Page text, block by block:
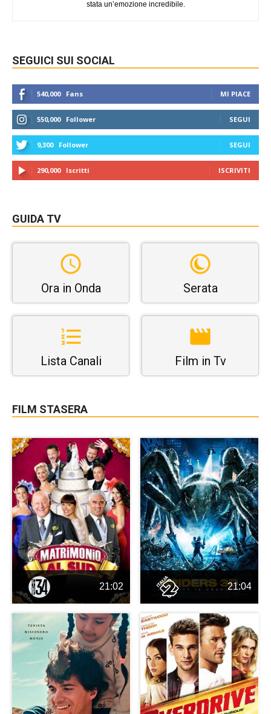
stata un’emozione incredibile.
SEGUICI SUI SOCIAL
540,000 Fans MI PIACE
550,000 Follower SEGUI
9,300 Follower SEGUI
290,000 Iscritti ISCRIVITI
GUIDA TV
Ora in Onda Serata
Lista Canali Film in Tv
FILM STASERA
21:02 21:04